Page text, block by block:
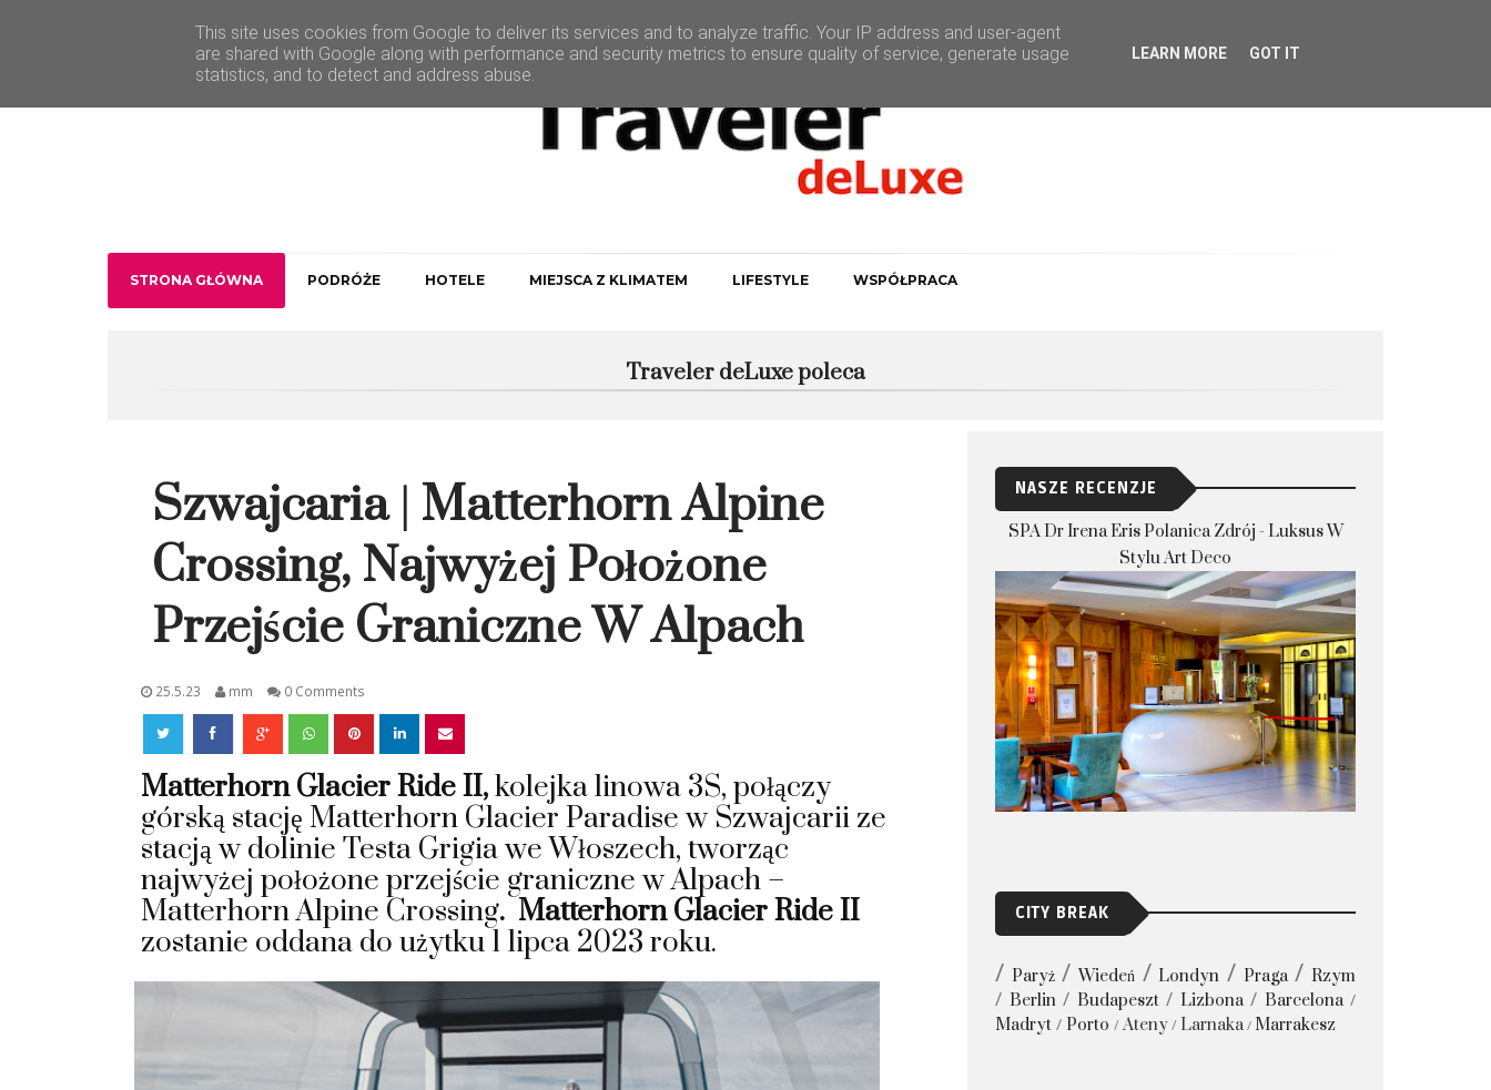
O Traveler deLuxe
STRONA GŁÓWNA PODRÓŻE HOTELE MIEJSCA Z KLIMATEM LIFESTYLE WSPÓŁPRACA
Traveler deLuxe poleca
Szwajcaria | Matterhorn Alpine
Crossing, Najwyżej Położone
Przejście Graniczne W Alpach
25.5.23 mm 0 Comments
Matterhorn Glacier Ride II,kolejka linowa 3S, połączy
górską stację Matterhorn Glacier Paradise w Szwajcarii ze
stacją w dolinie Testa Grigia we Włoszech, tworząc
najwyżej położone przejście graniczne w Alpach –
Matterhorn Alpine Crossing. Matterhorn Glacier Ride II
zostanie oddana do użytku 1 lipca 2023 roku.
NASZE RECENZJE
SPA Dr Irena Eris Polanica Zdrój - Luksus W
Stylu Art Deco
CITY BREAK
Paryż Wiedeń Londyn Praga
Rzym
Berlin
Budapeszt Lizbona
Barcelona
Madryt
Porto Ateny Larnaka Marrakesz
This site uses cookies from Google to deliver its services and to analyze traffic. Your IP address and user-agent
are shared with Google along with performance and security metrics to ensure quality of service, generate usage
statistics, and to detect and address abuse.
LEARN MORE GOT IT